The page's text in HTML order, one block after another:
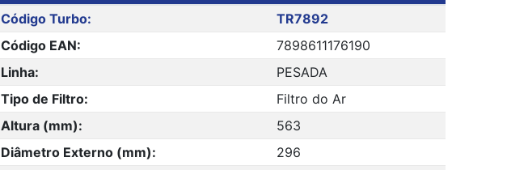
Código Turbo:
TR7892
Código EAN:
7898611176190
Linha:
PESADA
Tipo de Filtro:
Filtro do Ar
Altura (mm):
563
Diâmetro Externo (mm):
296